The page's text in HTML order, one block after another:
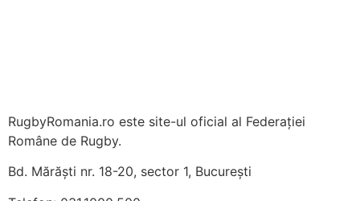
RugbyRomania.ro este site-ul oficial al Federației
Române de Rugby.
Bd. Mărăști nr. 18-20, sector 1, București